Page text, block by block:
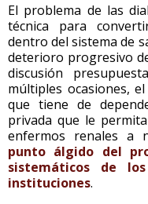
El problema de las
técnica para
dentro del sistema de
deterioro progresivo
discusión
múltiples ocasiones,
que tiene de
privada que le
enfermos renales a
punto álgido del
sistemáticos de
instituciones.